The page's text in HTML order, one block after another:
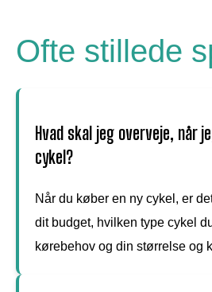
Ofte stillede
Hvad skal jeg overveje, når
cykel?
Når du køber en ny cykel, er
dit budget, hvilken type cykel
kørebehov og din størrelse og